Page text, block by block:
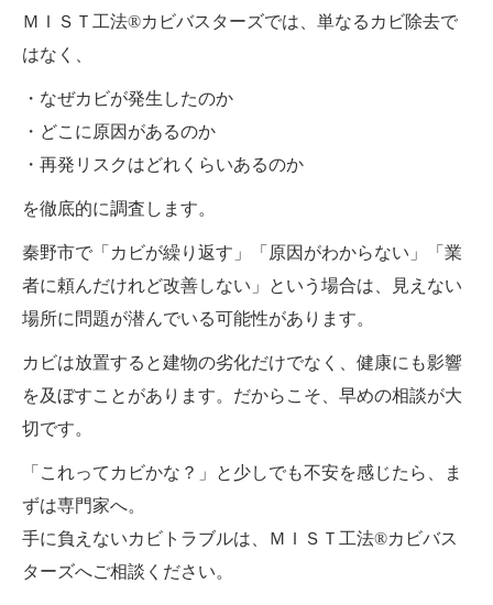
ＭＩＳＴ工法®カビバスターズでは、単なるカビ除去で
はなく、
・なぜカビが発生したのか
・どこに原因があるのか
・再発リスクはどれくらいあるのか
を徹底的に調査します。
秦野市で「カビが繰り返す」「原因がわからない」「業
者に頼んだけれど改善しない」という場合は、見えない
場所に問題が潜んでいる可能性があります。
カビは放置すると建物の劣化だけでなく、健康にも影響
を及ぼすことがあります。だからこそ、早めの相談が大
切です。
「これってカビかな？」と少しでも不安を感じたら、ま
ずは専門家へ。
手に負えないカビトラブルは、ＭＩＳＴ工法®カビバス
ターズへご相談ください。